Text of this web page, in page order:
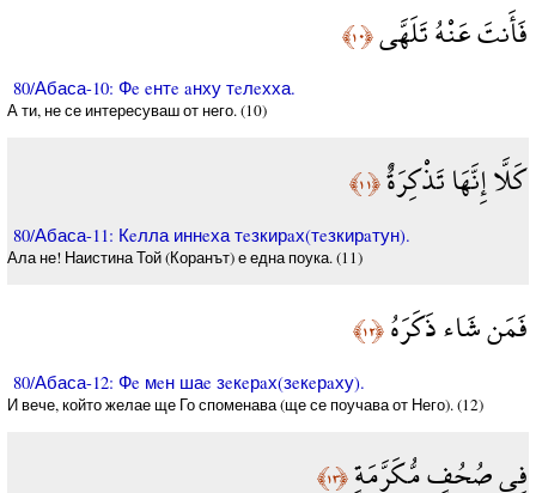
فَأَنتَ عَنْهُ تَلَهَّى﴿١٠﴾
80/Абаса-10: Фe eнтe aнху тeлeхха.
А ти, не се интересуваш от него. (10)
كَلَّا إِنَّهَا تَذْكِرَةٌ﴿١١﴾
80/Абаса-11: Кeлла иннeха тeзкирaх(тeзкирaтун).
Ала не! Наистина Той (Коранът) е една поука. (11)
فَمَن شَاء ذَكَرَهُ﴿١٢﴾
80/Абаса-12: Фe мeн шаe зeкeрaх(зeкeрaху).
И вече, който желае ще Го споменава (ще се поучава от Него). (12)
فِي صُحُفٍ مُّكَرَّمَةٍ﴿١٣﴾